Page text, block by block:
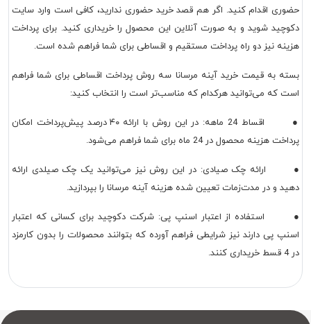
حضوری اقدام کنید. اگر هم قصد خرید حضوری ندارید، کافی است وارد سایت
دکوچید شوید و به صورت آنلاین این محصول را خریداری کنید. برای پرداخت
هزینه نیز دو راه پرداخت مستقیم و اقساطی برای شما فراهم شده است.
بسته به قیمت خرید آینه مرسانا سه روش پرداخت اقساطی برای شما فراهم
است که می‌توانید هرکدام که مناسب‌تر است را انتخاب کنید:
● اقساط 24 ماهه: در این روش با ارائه ۴۰ درصد پیش‌پرداخت امکان
پرداخت هزینه محصول در 24 ماه برای شما فراهم می‌شود.
● ارائه چک صیادی: در این روش نیز می‌توانید یک چک صیلدی ارائه
دهید و در مدت‌زمات تعیین شده هزینه آینه مرسانا را بپردازید.
● استفاده از اعتبار اسنپ پی: شرکت دکوچید برای کسانی که اعتبار
اسنپ پی دارند نیز شرایطی فراهم آورده که بتوانند محصولات را بدون کارمزد
در 4 قسط خریداری کنند.